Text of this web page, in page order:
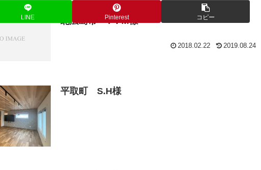
LINE Pinterest コピー
2018.02.22 2019.08.24
北広島市 Y．M様
平取町 S.H様